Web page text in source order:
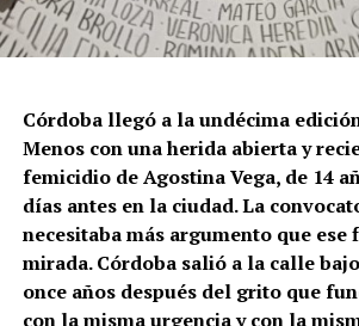
Córdoba llegó a la undécima
Menos con una herida abierta y
femicidio de Agostina Vega, de 14
días antes en la ciudad. La
necesitaba más argumento que ese
mirada. Córdoba salió a la calle
once años después del grito que
con la misma urgencia y con la